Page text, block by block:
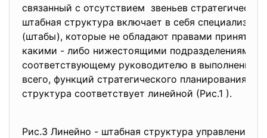
связанный с отсутствием звеньев
штабная структура включает в себя
(штабы), которые не обладают правами принятия
какими - либо нижестоящими подразделениями,
соответствующему руководителю в выполнении
всего, функций стратегического планирования и
структура соответствует линейной (Рис.1 ).
Рис.3 Линейно - штабная структура управления